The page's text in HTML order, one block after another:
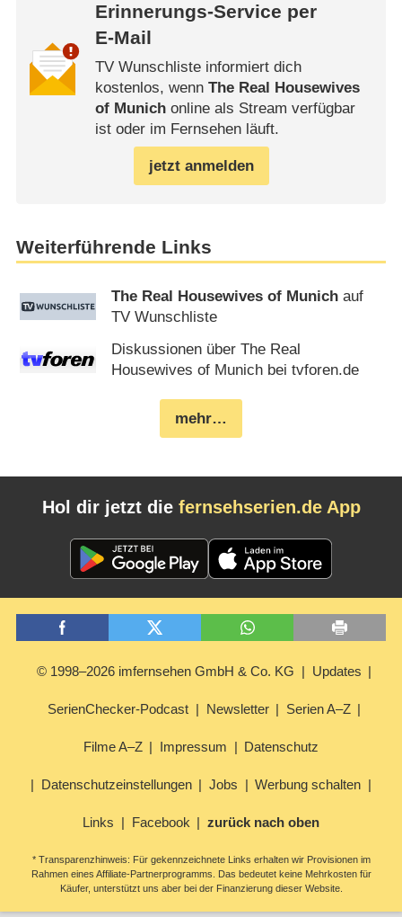
Erinnerungs-Service per
E-Mail
TV Wunschliste informiert dich
kostenlos, wenn The Real Housewives
of Munichonline als Stream verfügbar
ist oder im Fernsehen läuft.
jetzt anmelden
Weiterführende Links
The Real Housewives of Munich auf
TV Wunschliste
Diskussionen über The Real
Housewives of Munich bei tvforen.de
mehr…
Hol dir jetzt die fernsehserien.de App
© 1998–2026 imfernsehen GmbH & Co. KG Updates
SerienChecker-Podcast Newsletter Serien A–Z
Filme A–Z Impressum Datenschutz
Datenschutzeinstellungen Jobs Werbung schalten
Links Facebook zurück nach oben
* Transparenzhinweis: Für gekennzeichnete Links erhalten wir Provisionen im
Rahmen eines Affiliate-Partnerprogramms. Das bedeutet keine Mehrkosten für
Käufer, unterstützt uns aber bei der Finanzierung dieser Website.